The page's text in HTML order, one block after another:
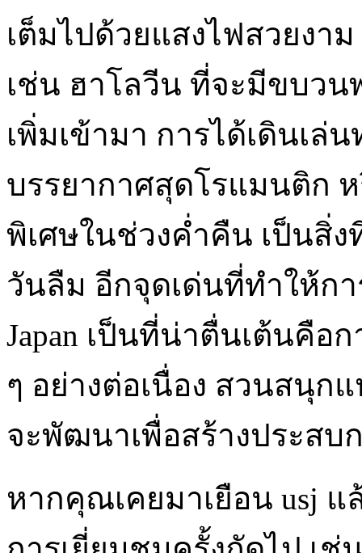
เต็มไปด้วยแสงไฟสวยงา
เช่น ฮาโลวีน ที่จะมีขบว
เพิ่มเข้ามา การได้เดินเล่
บรรยากาศสุดโรแมนติก
พิเศษในช่วงค่ำคืน เป็นสิ่
วันลืม อีกจุดเด่นที่ทำให้กา
Japan เป็นที่น่าตื่นเต้นคือ
ๆ อย่างต่อเนื่อง สวนสนุก
จะพัฒนาเพื่อสร้างประส
หากคุณเคยมาเยือน usj